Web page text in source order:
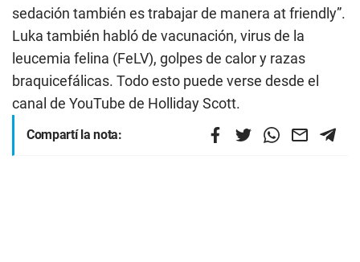
sedación también es trabajar de manera at friendly”.
Luka también habló de vacunación, virus de la
leucemia felina (FeLV), golpes de calor y razas
braquicefálicas. Todo esto puede verse desde el
canal de YouTube de Holliday Scott.
Compartí la nota: